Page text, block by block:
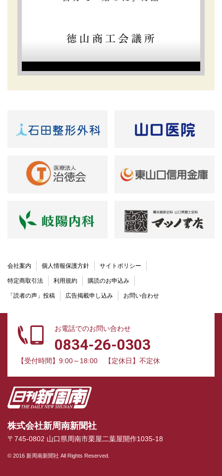
会社案内 個人情報保護方針 サイトポリシー
特定商取引法 利用規約 購読のお申込み
「読者の声」投稿 広告掲載申し込み お問い合わせ
お電話でのお問い合わせ
0834-26-0303
【受付時間】9:00～18:00 【定休日】不定休
株式会社新周南新聞社
〒745-0802 山口県周南市栗屋二葉屋開作1035-18
© 2016 新周南新聞社 All Rights Reserved.